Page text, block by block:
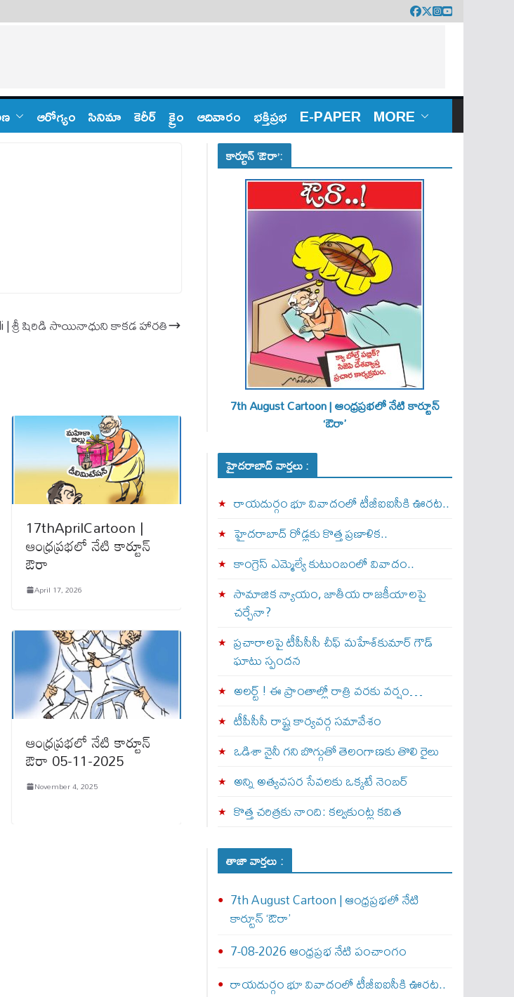
ఆరోగ్యం సినిమా కెరీర్ క్రైం ఆదివారం భక్తిప్రభ E-PAPER MORE
| శ్రీ షిరిడి సాయినాధుని కాకడ హార‌తి
17thAprilCartoon |
ఆంధ్రప్రభలో నేటి కార్టూన్
ఔరా
April 17, 2026
ఆంధ్రప్రభలో నేటి కార్టూన్
ఔరా 05-11-2025
November 4, 2025
కార్టూన్ ‘ఔరా’:
7th August Cartoon | ఆంధ్రప్రభలో నేటి కార్టూన్
‘ఔరా’
హైదరాబాద్ వార్తలు :
రాయదుర్గం భూ వివాదంలో టీజీఐఐసీకి ఊరట..
హైదరాబాద్ రోడ్లకు కొత్త ప్రణాళిక..
కాంగ్రెస్ ఎమ్మెల్యే కుటుంబంలో వివాదం..
సామాజిక న్యాయం, జాతీయ రాజకీయాలపై
చర్చేనా?
ప్రచారాలపై టీపీసీసీ చీఫ్ మహేశ్‌కుమార్ గౌడ్
ఘాటు స్పందన
అల‌ర్ట్ ! ఈ ప్రాంతాల్లో రాత్రి వరకు వర్షం…
టీపీసీసీ రాష్ట్ర కార్యవర్గ సమావేశం
ఒడిశా నైనీ గని బొగ్గుతో తెలంగాణకు తొలి రైలు
అన్ని అత్యవసర సేవలకు ఒక్క‌టే నెంబ‌ర్‌
కొత్త చరిత్రకు నాంది: క‌ల్వ‌కుంట్ల కవిత
తాజా వార్తలు :
7th August Cartoon | ఆంధ్రప్రభలో నేటి
కార్టూన్ ‘ఔరా’
7-08-2026 ఆంధ్రప్రభ నేటి పంచాంగం
రాయదుర్గం భూ వివాదంలో టీజీఐఐసీకి ఊరట..